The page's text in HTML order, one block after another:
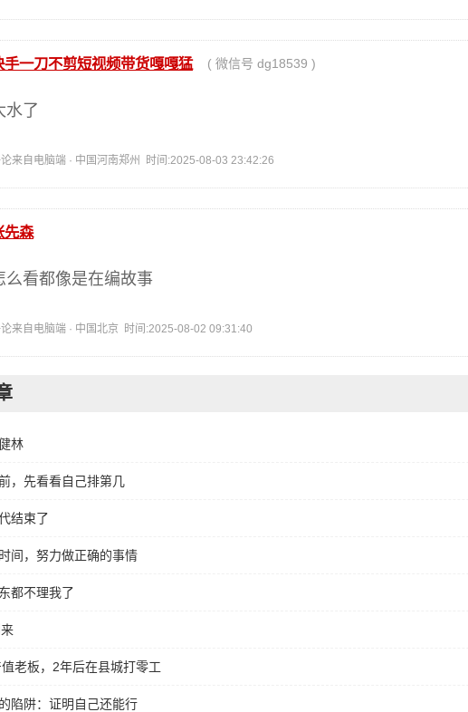
手一刀不剪短视频带货嘎嘎猛( 微信号 dg18539 )
水了
来自电脑端 · 中国河南郑州 时间:2025-08-03 23:42:26
先森
么看都像是在编故事
来自电脑端 · 中国北京 时间:2025-08-02 09:31:40
林
，先看看自己排第几
结束了
间，努力做正确的事情
都不理我了
老板，2年后在县城打零工
陷阱：证明自己还能行